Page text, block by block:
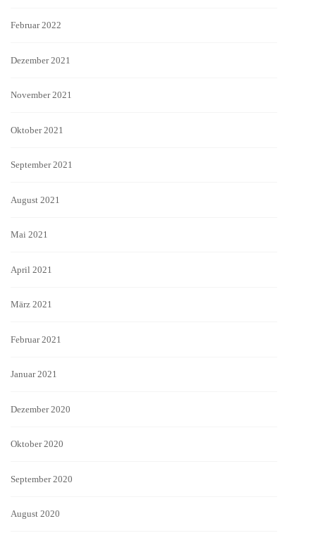
Februar 2022
Dezember 2021
November 2021
Oktober 2021
September 2021
August 2021
Mai 2021
April 2021
März 2021
Februar 2021
Januar 2021
Dezember 2020
Oktober 2020
September 2020
August 2020